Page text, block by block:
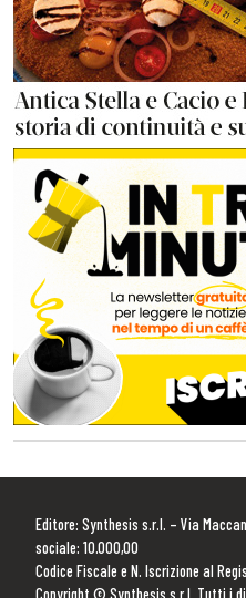
Editore: Synthesis s.r.l. – Via
sociale: 10.000,00
Codice Fiscale e N. Iscrizione al
Copyright © Synthesis s.r.l. Tutti i